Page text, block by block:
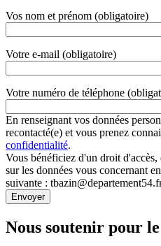
Vos nom et prénom (obligatoire)
Votre e-mail (obligatoire)
Votre numéro de téléphone
En renseignant vos données
recontacté(e) et vous prenez
confidentialité.
Vous bénéficiez d'un droit
sur les données vous concernant
suivante :
Nous soutenir pour